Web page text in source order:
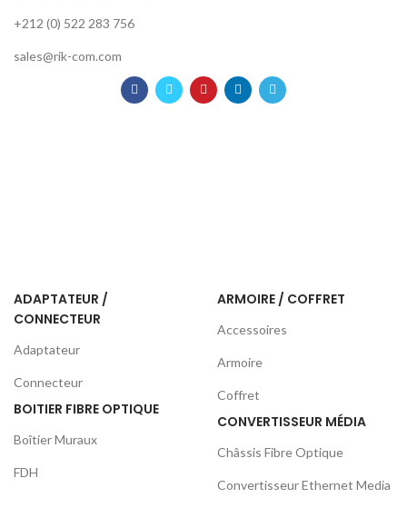
+212 (0) 522 283 756
sales@rik-com.com
ADAPTATEUR /
CONNECTEUR
Adaptateur
Connecteur
BOITIER FIBRE OPTIQUE
Boîtier Muraux
FDH
ARMOIRE / COFFRET
Accessoires
Armoire
Coffret
CONVERTISSEUR MÉDIA
Châssis Fibre Optique
Convertisseur Ethernet Media